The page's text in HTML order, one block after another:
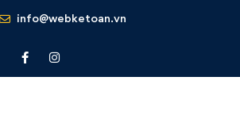
info@webketoan.vn
word vào file excel
file pdf word vào file